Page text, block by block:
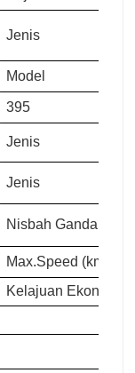
Jenis
Model
395
Jenis
Jenis
Nisbah Gandar
Max.Speed (km/j)
Kelajuan Ekonomi